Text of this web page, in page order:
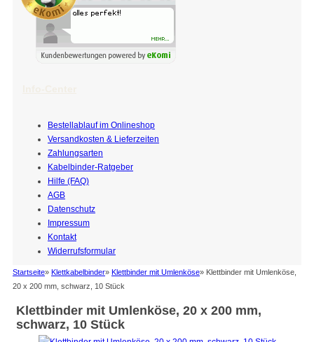
Bestellablauf im Onlineshop
Versandkosten & Lieferzeiten
Zahlungsarten
Kabelbinder-Ratgeber
Hilfe (FAQ)
AGB
Datenschutz
Impressum
Kontakt
Widerrufsformular
Startseite» Klettkabelbinder» Klettbinder mit Umlenköse» Klettbinder mit Umlenköse,
20 x 200 mm, schwarz, 10 Stück
Klettbinder mit Umlenköse, 20 x 200 mm,
schwarz, 10 Stück